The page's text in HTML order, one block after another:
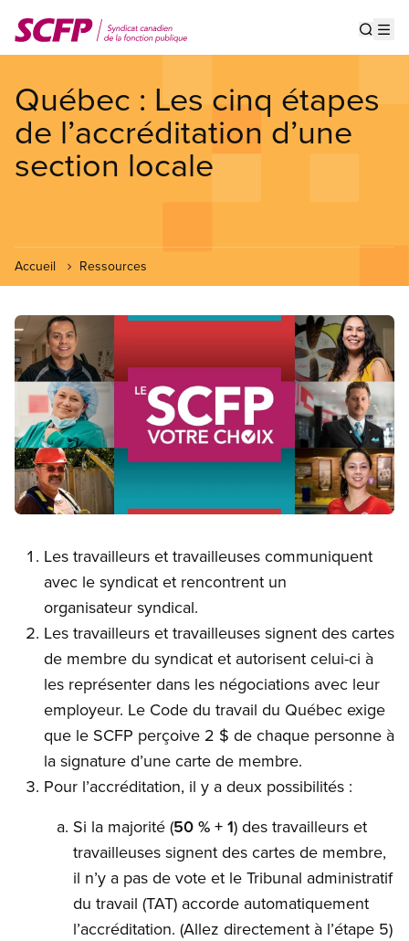
au
contenu
Québec : Les cinq étapes
de l’accréditation d’une
section locale
Accueil Ressources
Image
Les travailleurs et travailleuses communiquent
avec le syndicat et rencontrent un
organisateur syndical.
Les travailleurs et travailleuses signent des cartes
de membre du syndicat et autorisent celui-ci à
les représenter dans les négociations avec leur
employeur. Le Code du travail du Québec exige
que le SCFP perçoive 2 $ de chaque personne à
la signature d’une carte de membre.
Pour l’accréditation, il y a deux possibilités :
Si la majorité (50 % + 1) des travailleurs et
travailleuses signent des cartes de membre,
il n’y a pas de vote et le Tribunal administratif
du travail (TAT) accorde automatiquement
l’accréditation. (Allez directement à l’étape 5)